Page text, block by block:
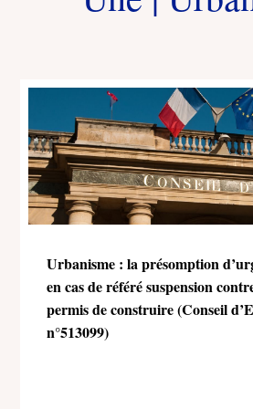
Urbanisme : la présomption d’urgence s’applique
en cas de référé suspension
permis de construire (Conseil
n°513099)